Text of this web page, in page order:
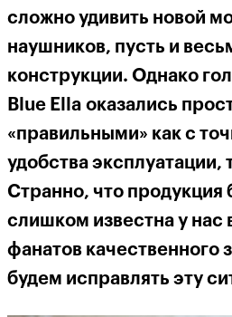
сложно удивить новой
наушников, пусть и
конструкции. Однако
Blue Ella оказались
«правильными» как с
удобства эксплуатации,
Странно, что продукция
слишком известна у нас
фанатов качественного
будем исправлять эту